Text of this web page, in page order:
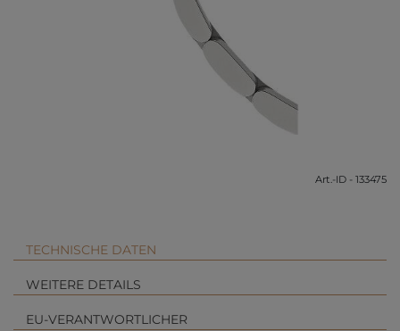
Art.-ID - 133475
TECHNISCHE DATEN
WEITERE DETAILS
EU-VERANTWORTLICHER